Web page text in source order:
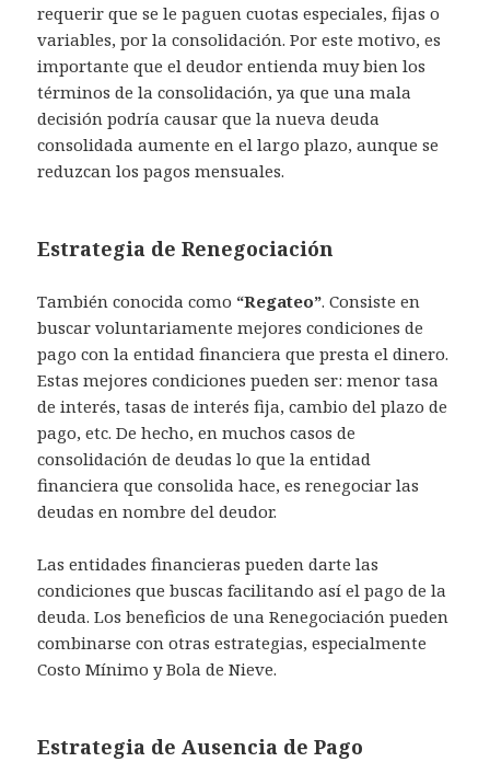
requerir que se le paguen cuotas especiales, fijas o
variables, por la consolidación. Por este motivo, es
importante que el deudor entienda muy bien los
términos de la consolidación, ya que una mala
decisión podría causar que la nueva deuda
consolidada aumente en el largo plazo, aunque se
reduzcan los pagos mensuales.
Estrategia de Renegociación
También conocida como “Regateo”. Consiste en
buscar voluntariamente mejores condiciones de
pago con la entidad financiera que presta el dinero.
Estas mejores condiciones pueden ser: menor tasa
de interés, tasas de interés fija, cambio del plazo de
pago, etc. De hecho, en muchos casos de
consolidación de deudas lo que la entidad
financiera que consolida hace, es renegociar las
deudas en nombre del deudor.
Las entidades financieras pueden darte las
condiciones que buscas facilitando así el pago de la
deuda. Los beneficios de una Renegociación pueden
combinarse con otras estrategias, especialmente
Costo Mínimo y Bola de Nieve.
Estrategia de Ausencia de Pago